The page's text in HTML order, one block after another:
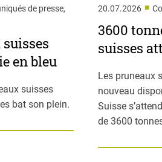
de presse,
en bleu
suisses
bat son plein.
20.07.2026 ■
3600
suisses
Les pruneaux
nouveau
Suisse
de 3600